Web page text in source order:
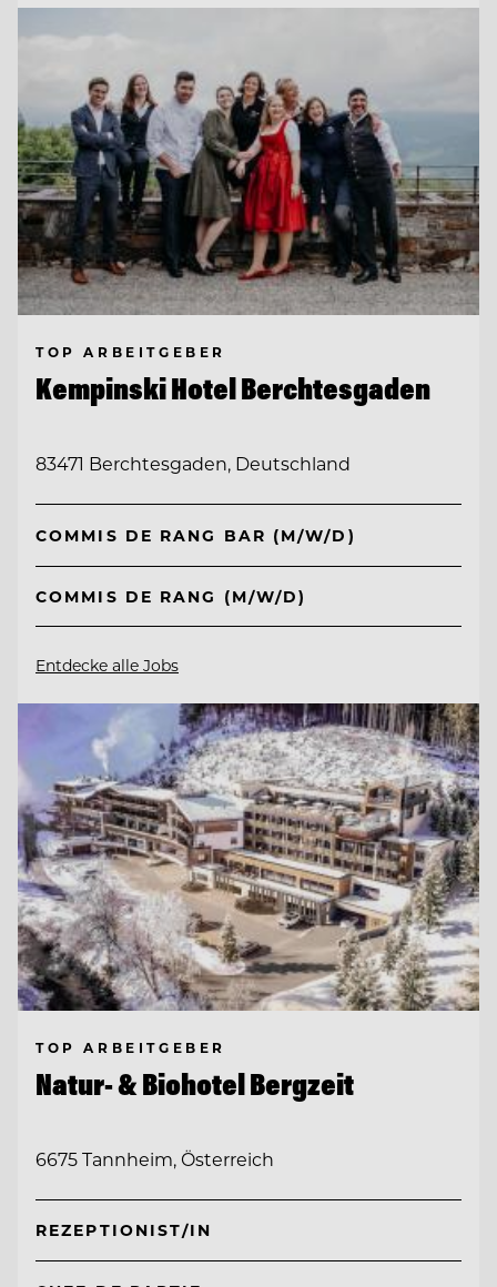
TOP ARBEITGEBER
Kempinski Hotel Berchtesgaden
83471 Berchtesgaden, Deutschland
COMMIS DE RANG BAR (M/W/D)
COMMIS DE RANG (M/W/D)
Entdecke alle Jobs
TOP ARBEITGEBER
Natur- & Biohotel Bergzeit
6675 Tannheim, Österreich
REZEPTIONIST/IN